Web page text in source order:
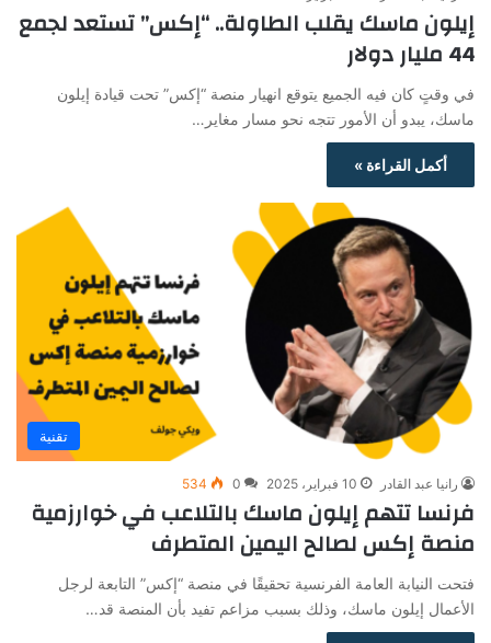
إيلون ماسك يقلب الطاولة.. “إكس” تستعد لجمع
44 مليار دولار
في وقتٍ كان فيه الجميع يتوقع انهيار منصة “إكس” تحت قيادة إيلون
ماسك، يبدو أن الأمور تتجه نحو مسار مغاير…
أكمل القراءة »
تقنية
رانيا عبد القادر 10 فبراير، 2025 0
534
فرنسا تتهم إيلون ماسك بالتلاعب في خوارزمية
منصة إكس لصالح اليمين المتطرف
فتحت النيابة العامة الفرنسية تحقيقًا في منصة “إكس” التابعة لرجل
الأعمال إيلون ماسك، وذلك بسبب مزاعم تفيد بأن المنصة قد…